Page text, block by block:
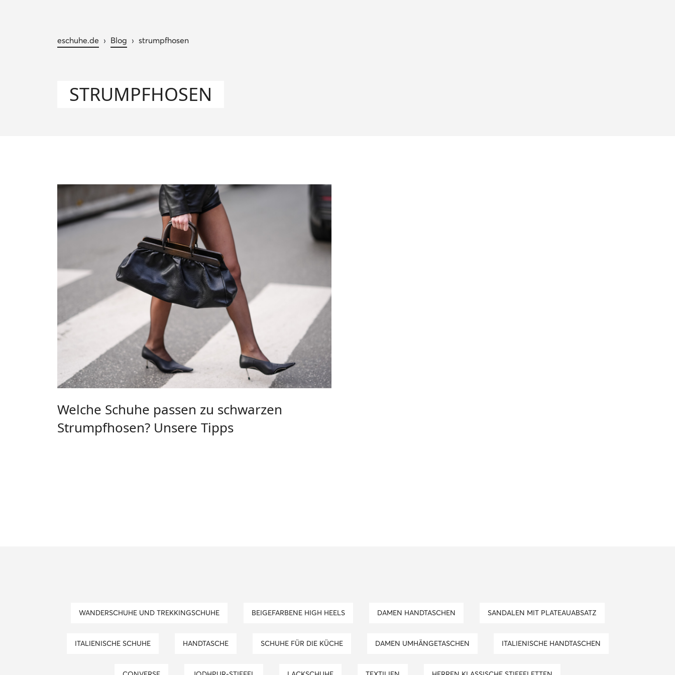
eschuhe.de › Blog › strumpfhosen
STRUMPFHOSEN
Welche Schuhe passen zu schwarzen
Strumpfhosen? Unsere Tipps
WANDERSCHUHE UND TREKKINGSCHUHE BEIGEFARBENE HIGH HEELS DAMEN HANDTASCHEN SANDALEN MIT PLATEAUABSATZ
ITALIENISCHE SCHUHE HANDTASCHE SCHUHE FÜR DIE KÜCHE DAMEN UMHÄNGETASCHEN ITALIENISCHE HANDTASCHEN